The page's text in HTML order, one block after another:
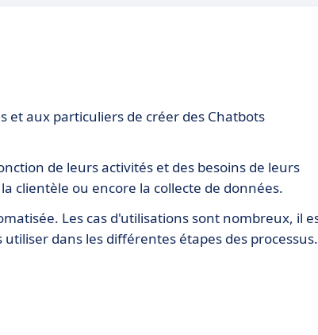
aux particuliers de créer des Chatbots
de leurs activités et des besoins de leurs
clientèle ou encore la collecte de données.
Les cas d'utilisations sont nombreux, il
dans les différentes étapes des processus.